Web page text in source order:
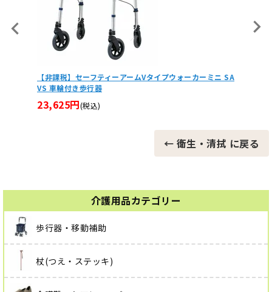
介護用品カテゴリー
歩行器・移動補助
杖(つえ・ステッキ)
【非課税】セーフティーアームVタイプウォーカーミニ SA
VS 車輪付き歩行器
23,625円(税込)
← 衛生・清拭 に戻る